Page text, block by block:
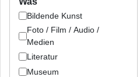
Bildende Kunst
Foto / Film / Audio /
Medien
Literatur
Museum